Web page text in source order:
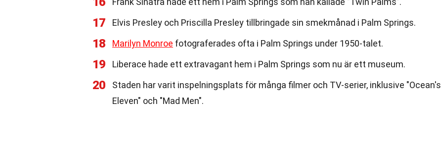
17 Elvis Presley och Priscilla Presley tillbringade sin smekmånad i Palm Springs.
18 Marilyn Monroe fotograferades ofta i Palm Springs under 1950-talet.
19 Liberace hade ett extravagant hem i Palm Springs som nu är ett museum.
20
Staden har varit inspelningsplats för många filmer och TV-serier, inklusive "Ocean's
Eleven" och "Mad Men".